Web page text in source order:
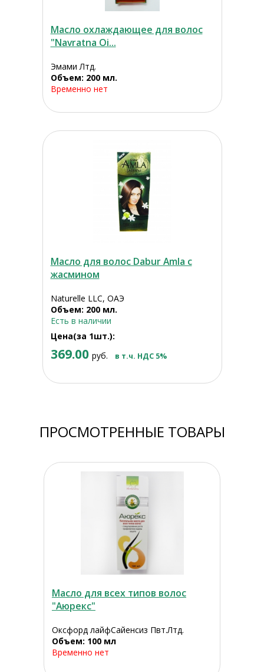
Масло охлаждающее для волос
"Navratna Oi...
Эмами Лтд.
Объем: 200 мл.
Временно нет
Масло для волос Dabur Amla с
жасмином
Naturelle LLC, ОАЭ
Объем: 200 мл.
Есть в наличии
Цена(за 1шт.):
369.00 руб. в т.ч. НДС 5%
ПРОСМОТРЕННЫЕ ТОВАРЫ
Масло для всех типов волос
"Аюрекс"
Оксфорд лайфСайенсиз Пвт.Лтд.
Объем: 100 мл
Временно нет